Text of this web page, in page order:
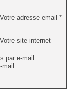
Votre adresse email *
Votre site internet
par e-mail.
mail.